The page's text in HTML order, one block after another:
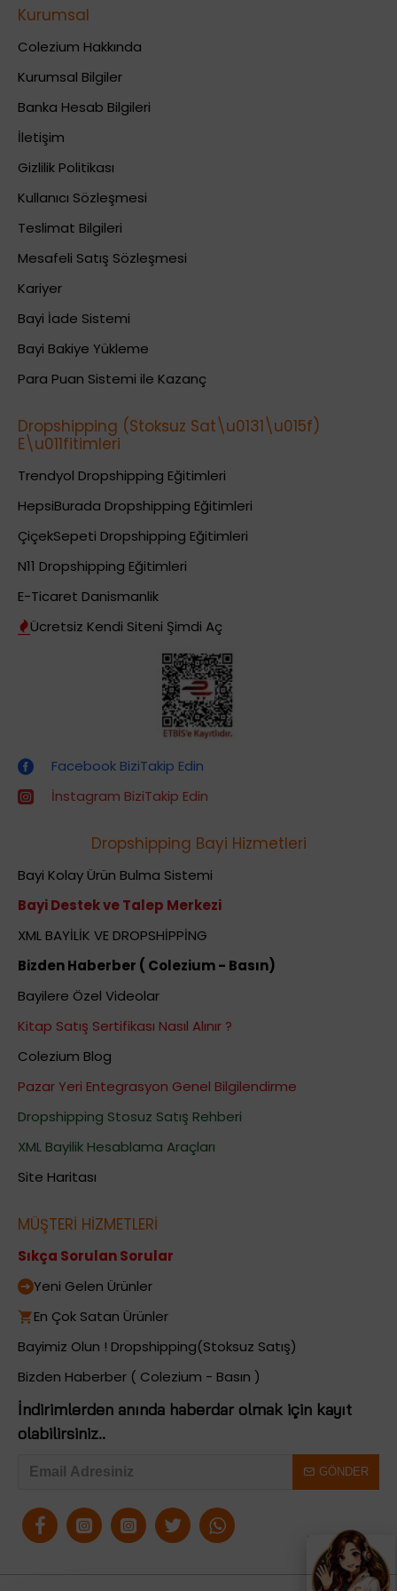
Kurumsal
Colezium Hakkında
Kurumsal Bilgiler
Banka Hesab Bilgileri
İletişim
Gizlilik Politikası
Kullanıcı Sözleşmesi
Teslimat Bilgileri
Mesafeli Satış Sözleşmesi
Kariyer
Bayi İade Sistemi
Bayi Bakiye Yükleme
Para Puan Sistemi ile Kazanç
Dropshipping (Stoksuz Sat\u0131\u015f)
E\u011fitimleri
Trendyol Dropshipping Eğitimleri
HepsiBurada Dropshipping Eğitimleri
ÇiçekSepeti Dropshipping Eğitimleri
N11 Dropshipping Eğitimleri
E-Ticaret Danismanlik
Ücretsiz Kendi Siteni Şimdi Aç
Facebook BiziTakip Edin
İnstagram BiziTakip Edin
Dropshipping Bayi Hizmetleri
Bayi Kolay Ürün Bulma Sistemi
Bayi Destek ve Talep Merkezi
XML BAYİLİK VE DROPSHİPPİNG
Bizden Haberber ( Colezium - Basın)
Bayilere Özel Videolar
Kitap Satış Sertifikası Nasıl Alınır ?
Colezium Blog
Pazar Yeri Entegrasyon Genel Bilgilendirme
Dropshipping Stosuz Satış Rehberi
XML Bayilik Hesablama Araçları
Site Haritası
MÜŞTERİ HİZMETLERİ
Sıkça Sorulan Sorular
Yeni Gelen Ürünler
En Çok Satan Ürünler
Bayimiz Olun ! Dropshipping(Stoksuz Satış)
Bizden Haberber ( Colezium - Basın )
İndirimlerden anında haberdar olmak için kayıt
olabilirsiniz..
GÖNDER